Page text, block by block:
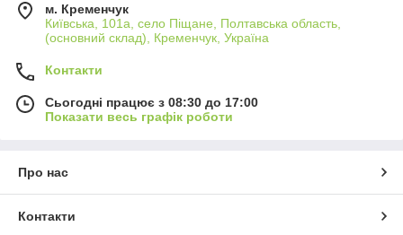
м. Кременчук
Київська, 101а, село Піщане, Полтавська область,
(основний склад), Кременчук, Україна
Контакти
Сьогодні працює з 08:30 до 17:00
Показати весь графік роботи
Про нас
Контакти